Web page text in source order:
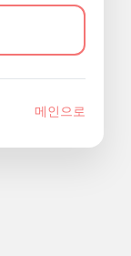
메인으로